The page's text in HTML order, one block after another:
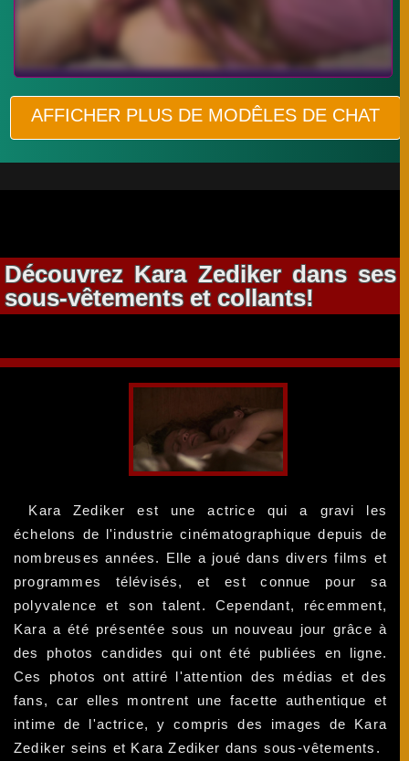
AFFICHER PLUS DE MODÊLES DE CHAT
Découvrez Kara Zediker dans ses
sous-vêtements et collants!
Kara Zediker est une actrice qui a gravi les
échelons de l'industrie cinématographique depuis de
nombreuses années. Elle a joué dans divers films et
programmes télévisés, et est connue pour sa
polyvalence et son talent. Cependant, récemment,
Kara a été présentée sous un nouveau jour grâce à
des photos candides qui ont été publiées en ligne.
Ces photos ont attiré l'attention des médias et des
fans, car elles montrent une facette authentique et
intime de l'actrice, y compris des images de Kara
Zediker seins et Kara Zediker dans sous-vêtements.